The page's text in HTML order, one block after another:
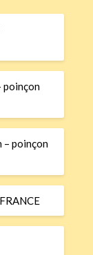
poinçon
– poinçon